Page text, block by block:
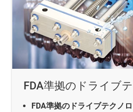
FDA準拠のドライブ
FDA準拠のドライブテクノ